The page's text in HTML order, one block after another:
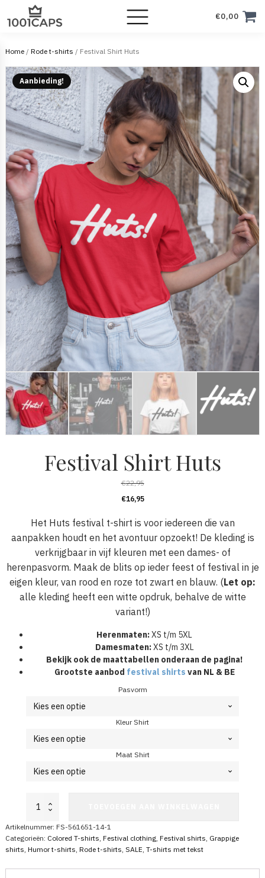
€0,00
Home/ Rode t-shirts / Festival Shirt Huts
Aanbieding!
Festival Shirt Huts
€22,95
€16,95
Het Huts festival t-shirt is voor iedereen die van
aanpakken houdt en het avontuur opzoekt! De kleding is
verkrijgbaar in vijf kleuren met een dames- of
herenpasvorm. Maak de blits op ieder feest of festival in je
eigen kleur, van rood en roze tot zwart en blauw. (Let op:
alle kleding heeft een witte opdruk, behalve de witte
variant!)
Herenmaten:XS t/m 5XL
Damesmaten:XS t/m 3XL
Bekijk ook de maattabellen onderaan de pagina!
Grootste aanbod festival shirts van NL & BE
Pasvorm
Kleur Shirt
Maat Shirt
Festival
Huts
aantal
Artikelnummer: FS-561651-14-1
Categorieën: Colored T-shirts, Festival clothing, Festival shirts, Grappige
shirts, Humor t-shirts, Rode t-shirts, SALE, T-shirts met tekst